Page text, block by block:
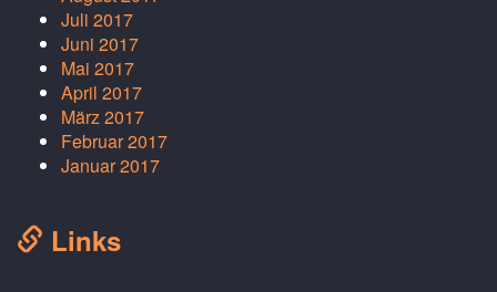
Juli 2017
Juni 2017
Mai 2017
April 2017
März 2017
Februar 2017
Januar 2017
Links